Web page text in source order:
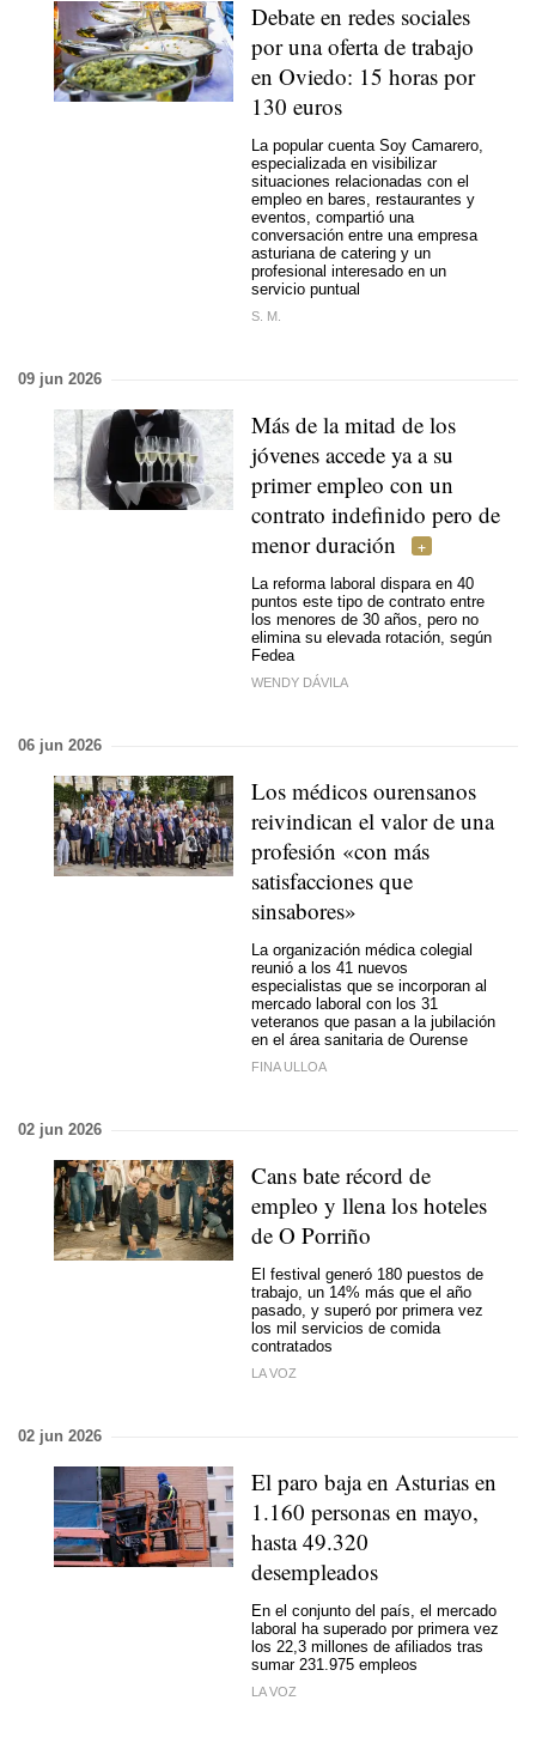
Debate en redes sociales
por una oferta de trabajo
en Oviedo: 15 horas por
130 euros
La popular cuenta Soy Camarero,
especializada en visibilizar
situaciones relacionadas con el
empleo en bares, restaurantes y
eventos, compartió una
conversación entre una empresa
asturiana de catering y un
profesional interesado en un
servicio puntual
S. M.
09 jun 2026
Más de la mitad de los
jóvenes accede ya a su
primer empleo con un
contrato indefinido pero de
menor duración
La reforma laboral dispara en 40
puntos este tipo de contrato entre
los menores de 30 años, pero no
elimina su elevada rotación, según
Fedea
WENDY DÁVILA
06 jun 2026
Los médicos ourensanos
reivindican el valor de una
profesión «con más
satisfacciones que
sinsabores»
La organización médica colegial
reunió a los 41 nuevos
especialistas que se incorporan al
mercado laboral con los 31
veteranos que pasan a la jubilación
en el área sanitaria de Ourense
FINA ULLOA
02 jun 2026
Cans bate récord de
empleo y llena los hoteles
de O Porriño
El festival generó 180 puestos de
trabajo, un 14% más que el año
pasado, y superó por primera vez
los mil servicios de comida
contratados
LA VOZ
02 jun 2026
El paro baja en Asturias en
1.160 personas en mayo,
hasta 49.320
desempleados
En el conjunto del país, el mercado
laboral ha superado por primera vez
los 22,3 millones de afiliados tras
sumar 231.975 empleos
LA VOZ